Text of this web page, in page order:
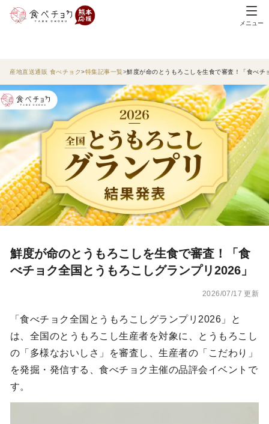
メニュー
産地直送通販 食べチョク 特集記事一覧 鮮度が命のとうもろこしを生食で審査！「食べ
鮮度が命のとうもろこしを生食で審査！「食
べチョク全国とうもろこしグランプリ2026」
2026/07/17 更新
「食べチョク全国とうもろこしグランプリ2026」と
は、全国のとうもろこし生産者を対象に、とうもろこし
の「多様なおいしさ」を審査し、生産者の「こだわり」
を発掘・発信する、食べチョク主催の品評会イベントで
す。